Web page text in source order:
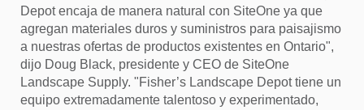
Depot encaja de manera natural con SiteOne ya que
agregan materiales duros y suministros para paisajismo
a nuestras ofertas de productos existentes en Ontario",
dijo Doug Black, presidente y CEO de SiteOne
Landscape Supply. "Fisher’s Landscape Depot tiene un
equipo extremadamente talentoso y experimentado,